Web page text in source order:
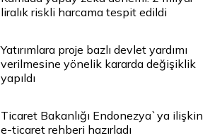
liralık riskli harcama tespit edildi
Yatırımlara proje bazlı devlet yardımı
verilmesine yönelik kararda değişiklik
yapıldı
Ticaret Bakanlığı Endonezya`ya ilişkin
e-ticaret rehberi hazırladı